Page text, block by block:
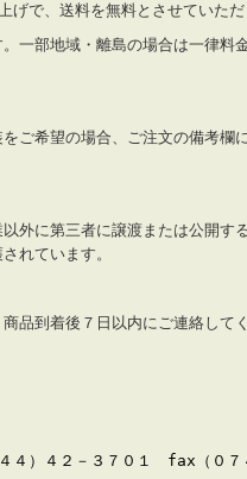
で、送料を無料とさせていただ
一部地域・離島の場合は一律料
ご希望の場合、ご注文の備考欄
外に第三者に譲渡または公開す
れています。
品到着後７日以内にご連絡してく
４）４２－３７０１ fax（０７